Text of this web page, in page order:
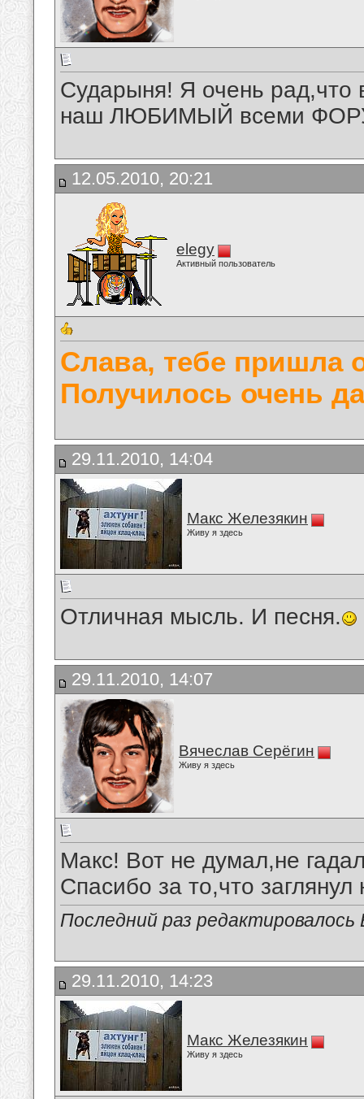
Сударыня! Я очень рад,что
наш ЛЮБИМЫЙ всеми
12.05.2010, 20:21
elegy
Активный пользователь
Слава, тебе пришла
Получилось очень
29.11.2010, 14:04
Макс Железякин
Живу я здесь
Отличная мысль. И песня.
29.11.2010, 14:07
Вячеслав Серёгин
Живу я здесь
Макс! Вот не думал,не
Спасибо за то,что заглянул
Последний раз
29.11.2010, 14:23
Макс Железякин
Живу я здесь